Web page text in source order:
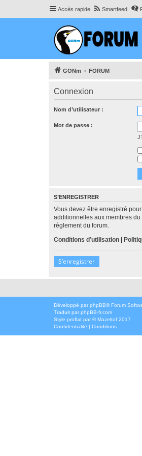
Accès rapide Smartfeed
GONm FORUM
Connexion
Nom d’utilisateur :
Mot de passe :
S’ENREGISTRER
Vous devez être enregistré
additionnelles aux membres du
règlement du forum.
Conditions d’utilisation |
S’enregistrer
Développé par phpBB® Forum
Traduit par phpBB-fr.com
Style proflat par ©Mazeltof 2017
Confidentialité | Conditions